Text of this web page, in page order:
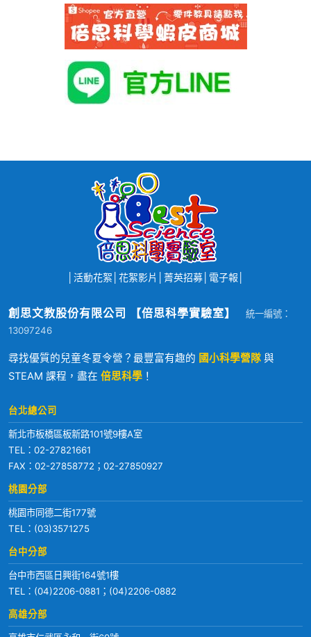
活動花絮 花絮影片 菁英招募│ 電子報
創思文教股份有限公司 【倍思科學實驗室】
統一編號：
13097246
尋找優質的兒童冬夏令營？最豐富有趣的 國小科學營隊 與
STEAM 課程，盡在 倍思科學 ！
台北總公司
新北市板橋區板新路101號9樓A室
TEL： 02-27821661
FAX：02-27858772；02-27850927
桃園分部
桃園市同德二街177號
TEL： (03)3571275
台中分部
台中市西區日興街164號1樓
TEL： (04)2206-0881 ； (04)2206-0882
高雄分部